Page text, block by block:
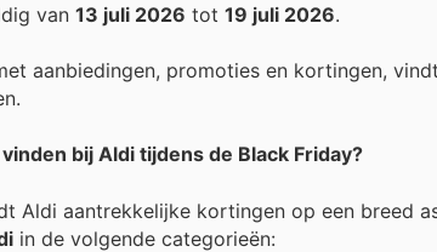
van 13 juli 2026 tot 19 juli 2026.
aanbiedingen, promoties en kortingen,
bij Aldi tijdens de Black Friday?
Aldi aantrekkelijke kortingen op een breed
in de volgende categorieën: